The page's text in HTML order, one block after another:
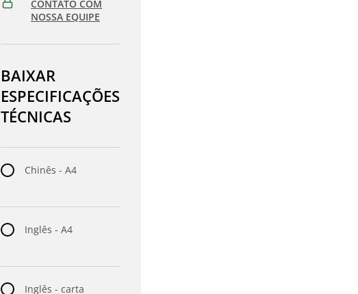
CONTATO COM
NOSSA EQUIPE
BAIXAR
ESPECIFICAÇÕES
TÉCNICAS
Chinês - A4
Inglês - A4
Inglês - carta